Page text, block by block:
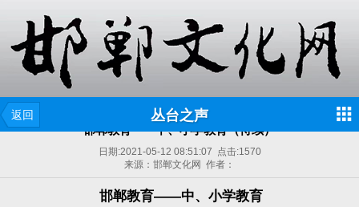
返回 丛台之声
邯郸教育——中、小学教育（待续）
日期:2021-05-12 08:51:07 点击:1570
来源：邯郸文化网 作者：
邯郸教育——中、小学教育